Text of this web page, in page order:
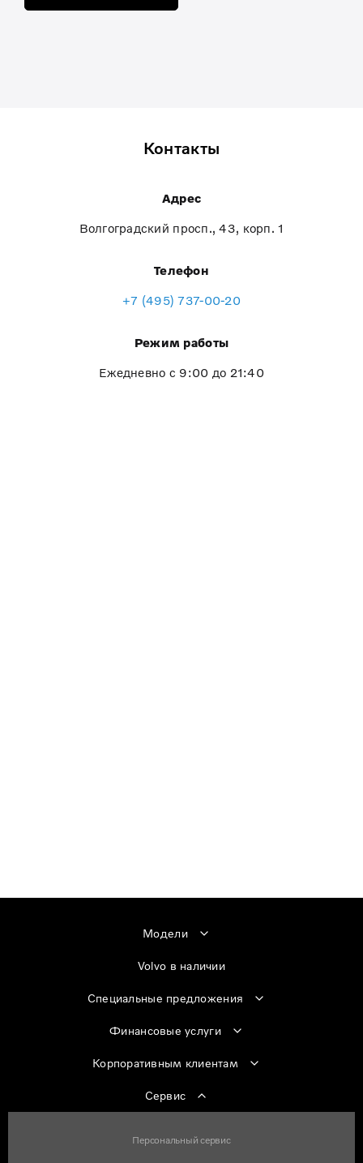
Контакты
Адрес
Волгоградский просп., 43, корп. 1
Телефон
+7 (495) 737-00-20
Режим работы
Ежедневно с 9:00 до 21:40
Модели
Volvo в наличии
Специальные предложения
Финансовые услуги
Корпоративным клиентам
Сервис
Персональный сервис